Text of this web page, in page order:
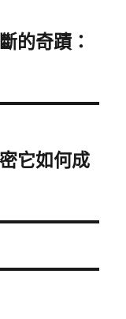
的奇蹟：
它如何成